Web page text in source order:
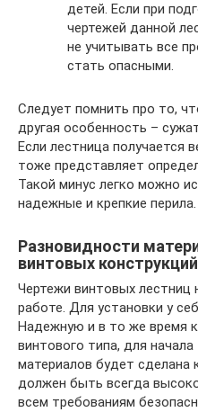
детей. Если при
чертежей данной
не учитывать все
стать опасными.
Следует помнить про то,
другая особенность –
Если лестница получается
тоже представляет
Такой минус легко можно
надежные и крепкие перила.
Разновидности
винтовых конструкций
Чертежи винтовых
работе. Для установки у
Надежную и в то же время
винтового типа, для
материалов будет сделана
должен быть всегда
всем требованиям